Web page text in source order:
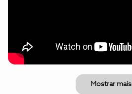
Mostrar mais